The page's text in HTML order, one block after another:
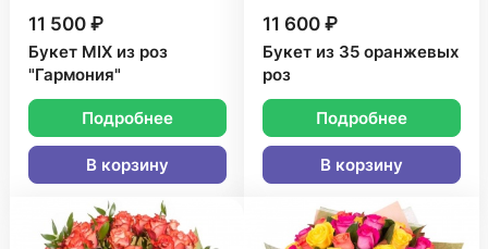
11 500 ₽
Букет MIX из роз
"Гармония"
Подробнее
В корзину
11 600 ₽
Букет из 35 оранжевых
роз
Подробнее
В корзину